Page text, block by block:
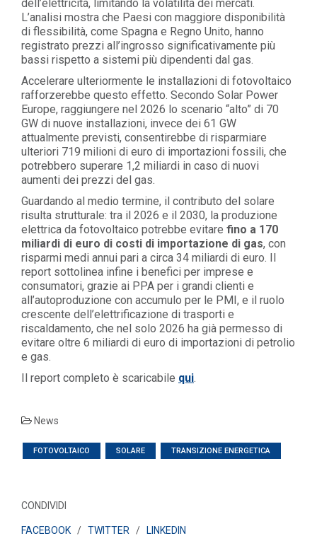
dell’elettricità, limitando la volatilità dei mercati.
L’analisi mostra che Paesi con maggiore disponibilità
di flessibilità, come Spagna e Regno Unito, hanno
registrato prezzi all’ingrosso significativamente più
bassi rispetto a sistemi più dipendenti dal gas.
Accelerare ulteriormente le installazioni di fotovoltaico
rafforzerebbe questo effetto. Secondo Solar Power
Europe, raggiungere nel 2026 lo scenario “alto” di 70
GW di nuove installazioni, invece dei 61 GW
attualmente previsti, consentirebbe di risparmiare
ulteriori 719 milioni di euro di importazioni fossili, che
potrebbero superare 1,2 miliardi in caso di nuovi
aumenti dei prezzi del gas.
Guardando al medio termine, il contributo del solare
risulta strutturale: tra il 2026 e il 2030, la produzione
elettrica da fotovoltaico potrebbe evitare fino a 170
miliardi di euro di costi di importazione di gas, con
risparmi medi annui pari a circa 34 miliardi di euro. Il
report sottolinea infine i benefici per imprese e
consumatori, grazie ai PPA per i grandi clienti e
all’autoproduzione con accumulo per le PMI, e il ruolo
crescente dell’elettrificazione di trasporti e
riscaldamento, che nel solo 2026 ha già permesso di
evitare oltre 6 miliardi di euro di importazioni di petrolio
e gas.
Il report completo è scaricabile qui.
News
FOTOVOLTAICO SOLARE TRANSIZIONE ENERGETICA
CONDIVIDI
FACEBOOK / TWITTER / LINKEDIN